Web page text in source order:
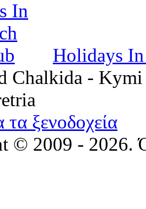
Holidays
Chalkida - Kymi
τα ξενοδοχεία
© 2009 - 2026.